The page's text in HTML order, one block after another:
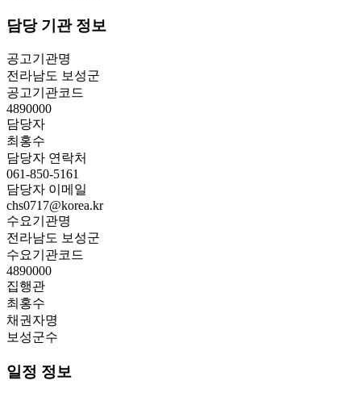
담당 기관 정보
공고기관명
전라남도 보성군
공고기관코드
4890000
담당자
최홍수
담당자 연락처
061-850-5161
담당자 이메일
chs0717@korea.kr
수요기관명
전라남도 보성군
수요기관코드
4890000
집행관
최홍수
채권자명
보성군수
일정 정보